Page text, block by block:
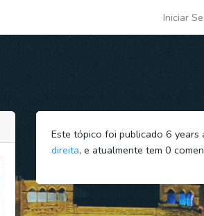
Iniciar
Este tópico foi publicado 6 years
direita, e atualmente tem 0